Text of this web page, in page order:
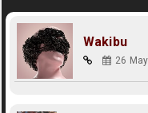
Wakibu
26